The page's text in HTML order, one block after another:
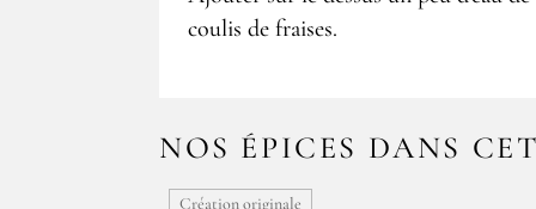
coulis de fraises.
NOS ÉPICES DANS
Création originale